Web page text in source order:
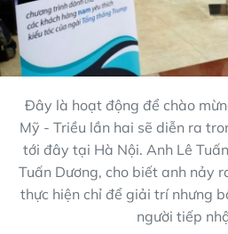
Đây là hoạt động để chào
Mỹ - Triều lần hai sẽ diễn ra
tới đây tại Hà Nội. Anh Lê
Tuấn Dương, cho biết anh nảy
thực hiện chỉ để giải trí nhưng
người tiếp